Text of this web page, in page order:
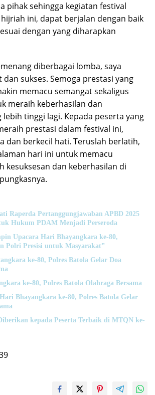
pihak sehingga kegiatan festival
ini, dapat berjalan dengan baik
dengan yang diharapkan
diberbagai lomba, saya
dan sukses. Semoga prestasi yang
memacu semangat sekaligus
meraih keberhasilan dan
lebih tinggi lagi. Kepada peserta yang
prestasi dalam festival ini,
dan berkecil hati. Teruslah berlatih,
hari ini untuk memacu
kesuksesan dan keberhasilan di
Raperda Pertanggungjawaban APBD 2025
Hukum PDAM Menjadi Perseroda
Upacara Hari Bhayangkara ke-80,
Polri Presisi untuk Masyarakat”
ke-80, Polres Batola Gelar Doa
ke-80, Polres Batola Olahraga Bersama
Bhayangkara ke-80, Polres Batola Gelar
kepada Peserta Terbaik di MTQN ke-